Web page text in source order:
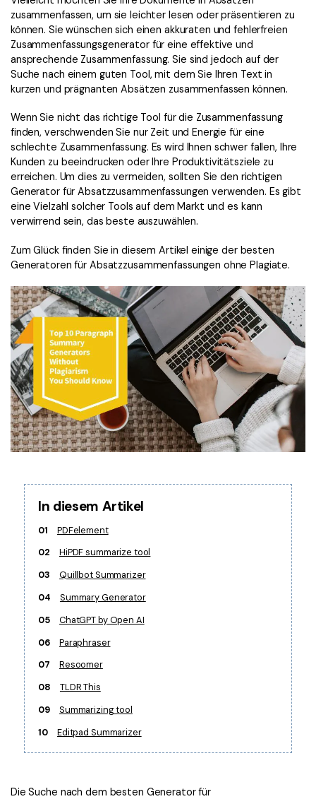
PDF OCR
PDF-Daten extrahieren
PDF freigeben
eSign PDFs rechtmäßig Neu
Branchen
Bildung
IT-Dienstleistung
Rechtliches
Gesundheitswesen
Finanzen
Veröffentlichung
Freiberufler
Alle PDF-Funktionen
Kontakt zum Support
Was ist NEU
Benutzerhandbuch
PDFelement für Windows
PDFelement für Mac
PDFelement für iOS
PDFelement für Android
Mehr erfahren
Bewertungen
Kostenlose PDF-Vorlagen
Bearbeiten, Drucken und Anpassen von kostenlosen Vorlagen.
PDF-Wissen
PDF-bezogene Informationen, die Sie benötigen.
Download-Zentrum
Laden Sie die leistungsstärksten und einfachsten PDF-Tools
zusammenfassen, um sie leichter lesen oder präsentieren zu
können. Sie wünschen sich einen akkuraten und fehlerfreien
Zusammenfassungsgenerator für eine effektive und
ansprechende Zusammenfassung. Sie sind jedoch auf der
Suche nach einem guten Tool, mit dem Sie Ihren Text in
kurzen und prägnanten Absätzen zusammenfassen können.
Wenn Sie nicht das richtige Tool für die Zusammenfassung
finden, verschwenden Sie nur Zeit und Energie für eine
schlechte Zusammenfassung. Es wird Ihnen schwer fallen, Ihre
Kunden zu beeindrucken oder Ihre Produktivitätsziele zu
erreichen. Um dies zu vermeiden, sollten Sie den richtigen
Generator für Absatzzusammenfassungen verwenden. Es gibt
eine Vielzahl solcher Tools auf dem Markt und es kann
verwirrend sein, das beste auszuwählen.
Zum Glück finden Sie in diesem Artikel einige der besten
Generatoren für Absatzzusammenfassungen ohne Plagiate.
In diesem Artikel
01
PDFelement
02
HiPDF summarize tool
03
Quillbot Summarizer
04
Summary Generator
05
ChatGPT by Open AI
06
Paraphraser
07
Resoomer
08
TLDR This
09
Summarizing tool
10
Editpad Summarizer
Die Suche nach dem besten Generator für